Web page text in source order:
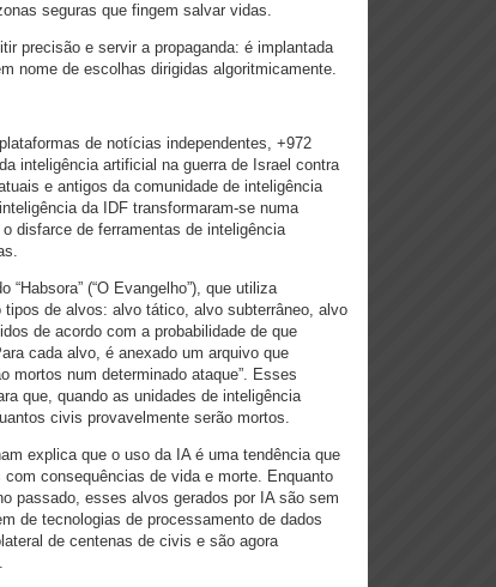
seguras que fingem salvar vidas.
precisão e servir a propaganda: é implantada
nome de escolhas dirigidas algoritmicamente.
de notícias independentes, +972
inteligência artificial na guerra de Israel contra
e antigos da comunidade de inteligência
da IDF transformaram-se numa
disfarce de ferramentas de inteligência
(“O Evangelho”), que utiliza
de alvos: alvo tático, alvo subterrâneo, alvo
de acordo com a probabilidade de que
cada alvo, é anexado um arquivo que
mortos num determinado ataque”. Esses
que, quando as unidades de inteligência
civis provavelmente serão mortos.
explica que o uso da IA é uma tendência que
consequências de vida e morte. Enquanto
passado, esses alvos gerados por IA são sem
de tecnologias de processamento de dados
de centenas de civis e são agora